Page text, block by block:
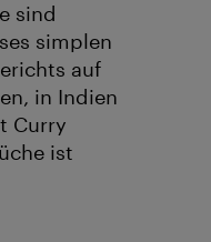
sind
simplen
auf
in Indien
Curry
ist